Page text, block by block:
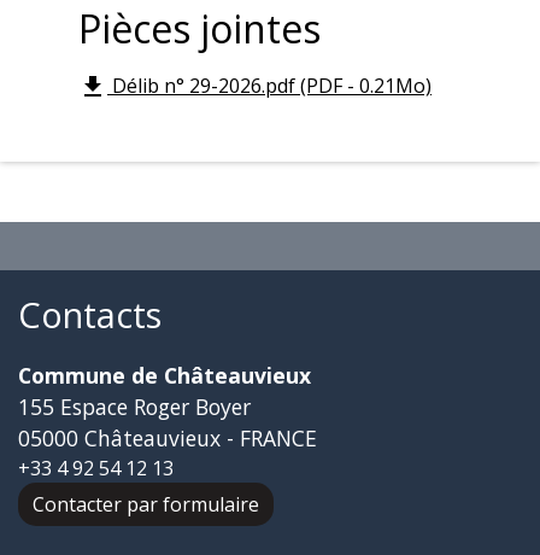
Pièces jointes
file_download Délib n° 29-2026.pdf (PDF - 0.21Mo)
Contacts
Commune de Châteauvieux
155 Espace Roger Boyer
05000 Châteauvieux - FRANCE
+33 4 92 54 12 13
Contacter par formulaire